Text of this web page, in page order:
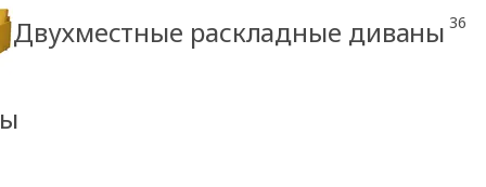
Двухместные раскладные диваны 36